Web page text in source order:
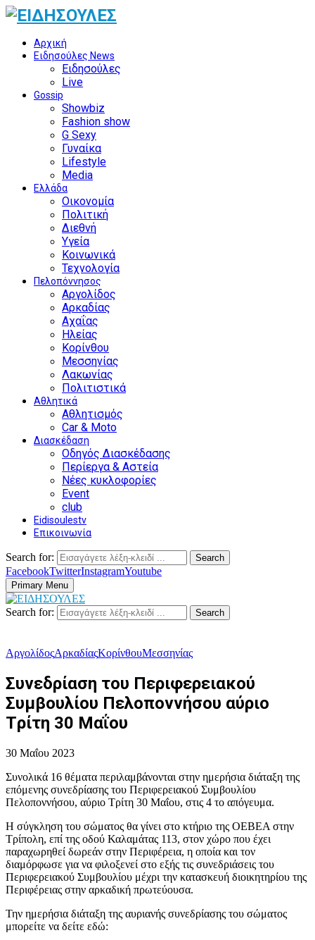
Αρχική
Ειδησούλες News
Ειδησούλες
Live
Gossip
Showbiz
Fashion show
G Sexy
Γυναίκα
Lifestyle
Media
Ελλάδα
Οικονομία
Πολιτική
Διεθνή
Υγεία
Κοινωνικά
Τεχνολογία
Πελοπόννησος
Αργολίδος
Αρκαδίας
Αχαΐας
Ηλείας
Κορίνθου
Μεσσηνίας
Λακωνίας
Πολιτιστικά
Αθλητικά
Αθλητισμός
Car & Moto
Διασκέδαση
Οδηγός Διασκέδασης
Περίεργα & Αστεία
Νέες κυκλοφορίες
Event
club
Eidisoulestv
Επικοινωνία
Search for: Search
FacebookTwitterInstagramYoutube
Primary Menu
Search for: Search
ΑργολίδοςΑρκαδίαςΚορίνθουΜεσσηνίας
Συνεδρίαση του Περιφερειακού
Συμβουλίου Πελοποννήσου αύριο
Tρίτη 30 Μαΐου
30 Μαΐου 2023
Συνολικά 16 θέματα περιλαμβάνονται στην ημερήσια διάταξη της
επόμενης συνεδρίασης του Περιφερειακού Συμβουλίου
Πελοποννήσου, αύριο Tρίτη 30 Μαΐου, στις 4 το απόγευμα.
Η σύγκληση του σώματος θα γίνει στο κτήριο της ΟΕΒΕΑ στην
Τρίπολη, επί της οδού Καλαμάτας 113, στον χώρο που έχει
παραχωρηθεί δωρεάν στην Περιφέρεια, η οποία και τον
διαμόρφωσε για να φιλοξενεί στο εξής τις συνεδριάσεις του
Περιφερειακού Συμβουλίου μέχρι την κατασκευή διοικητηρίου της
Περιφέρειας στην αρκαδική πρωτεύουσα.
Την ημερήσια διάταξη της αυριανής συνεδρίασης του σώματος
μπορείτε να δείτε εδώ: